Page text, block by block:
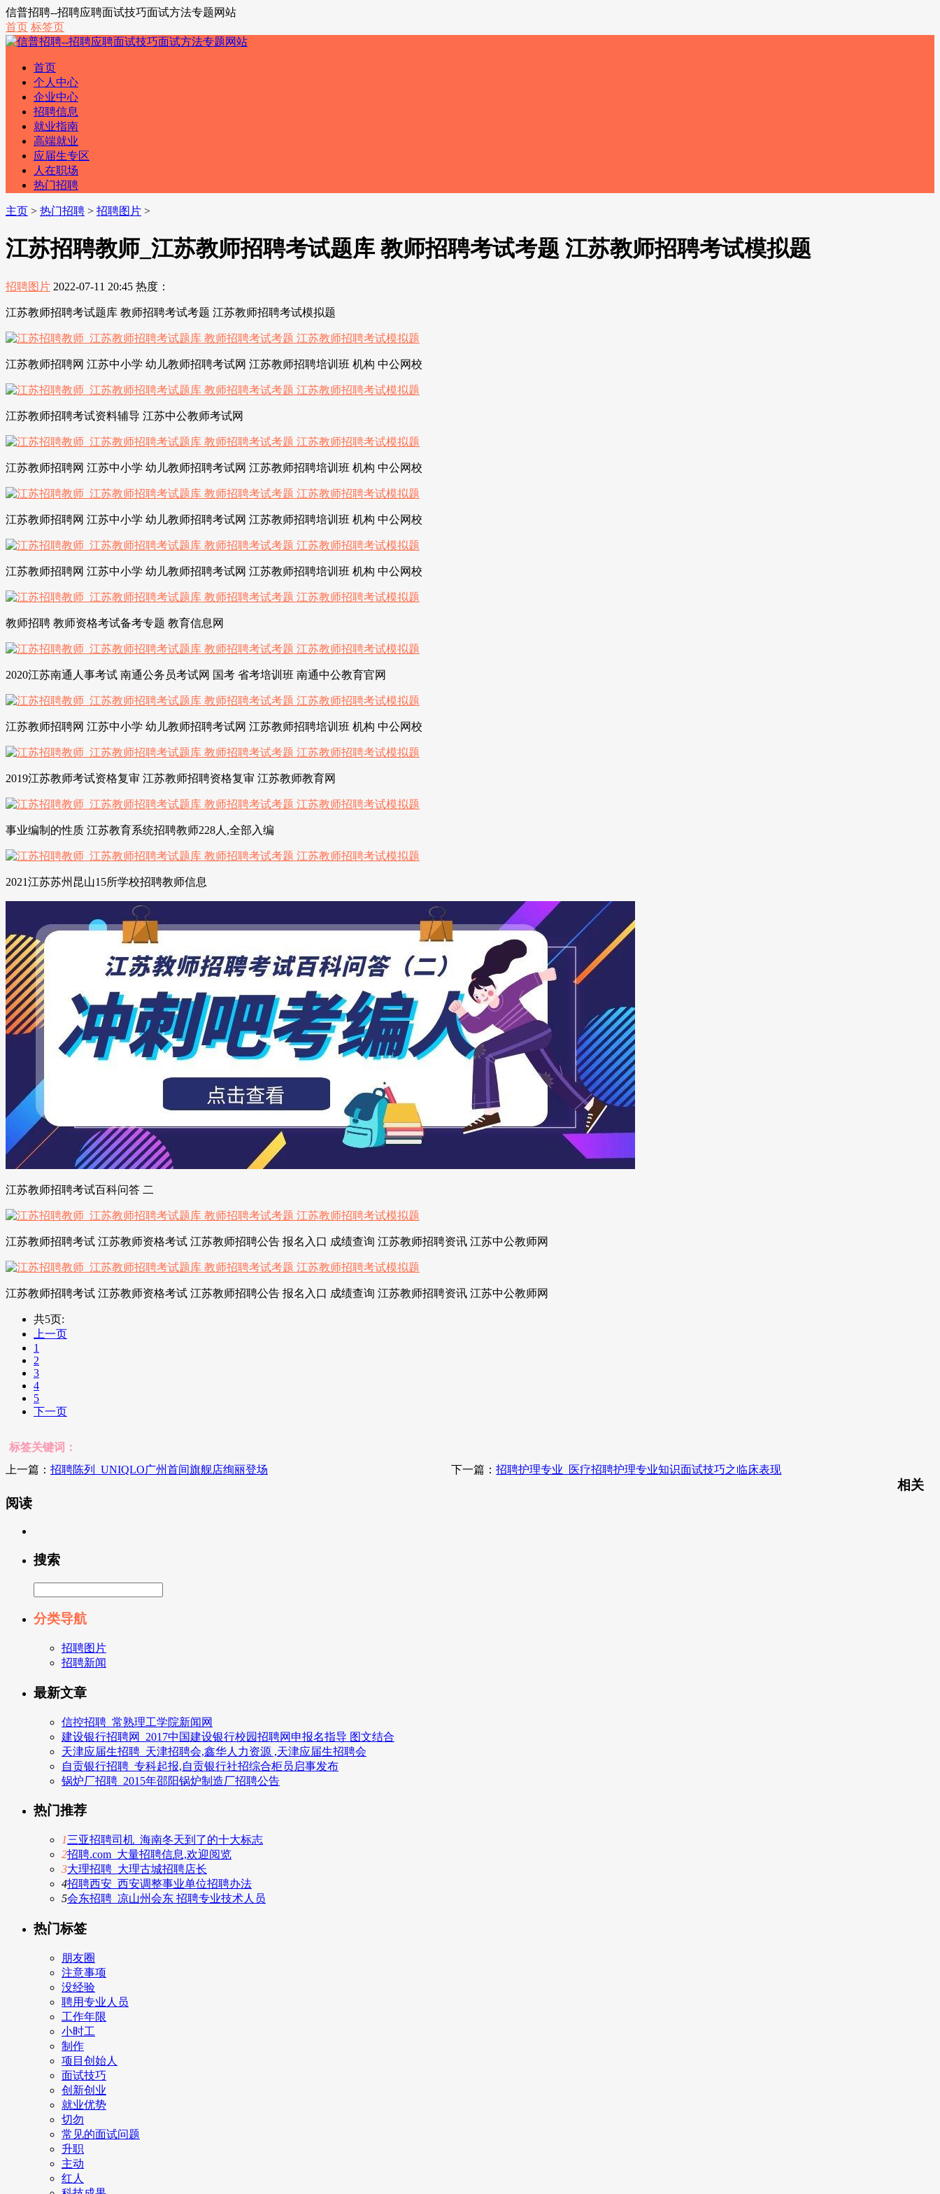
信普招聘--招聘应聘面试技巧面试方法专题网站
首页 标签页
首页
个人中心
企业中心
招聘信息
就业指南
高端就业
应届生专区
人在职场
热门招聘
主页 > 热门招聘 > 招聘图片 >
江苏招聘教师_江苏教师招聘考试题库 教师招聘考试考题 江苏教师招聘考试模拟题
招聘图片 2022-07-11 20:45 热度：
江苏教师招聘考试题库 教师招聘考试考题 江苏教师招聘考试模拟题
江苏教师招聘网 江苏中小学 幼儿教师招聘考试网 江苏教师招聘培训班 机构 中公网校
江苏教师招聘考试资料辅导 江苏中公教师考试网
江苏教师招聘网 江苏中小学 幼儿教师招聘考试网 江苏教师招聘培训班 机构 中公网校
江苏教师招聘网 江苏中小学 幼儿教师招聘考试网 江苏教师招聘培训班 机构 中公网校
江苏教师招聘网 江苏中小学 幼儿教师招聘考试网 江苏教师招聘培训班 机构 中公网校
教师招聘 教师资格考试备考专题 教育信息网
2020江苏南通人事考试 南通公务员考试网 国考 省考培训班 南通中公教育官网
江苏教师招聘网 江苏中小学 幼儿教师招聘考试网 江苏教师招聘培训班 机构 中公网校
2019江苏教师考试资格复审 江苏教师招聘资格复审 江苏教师教育网
事业编制的性质 江苏教育系统招聘教师228人,全部入编
2021江苏苏州昆山15所学校招聘教师信息
江苏教师招聘考试百科问答 二
江苏教师招聘考试 江苏教师资格考试 江苏教师招聘公告 报名入口 成绩查询 江苏教师招聘资讯 江苏中公教师网
江苏教师招聘考试 江苏教师资格考试 江苏教师招聘公告 报名入口 成绩查询 江苏教师招聘资讯 江苏中公教师网
共5页:
上一页
1
2
3
4
5
下一页
标签关键词：
上一篇： 招聘陈列_UNIQLO广州首间旗舰店绚丽登场 下一篇：招聘护理专业_医疗招聘护理专业知识面试技巧之临床表现
相关
阅读
搜索
分类导航
招聘图片
招聘新闻
最新文章
信控招聘_常熟理工学院新闻网
建设银行招聘网_2017中国建设银行校园招聘网申报名指导 图文结合
天津应届生招聘_天津招聘会,鑫华人力资源 ,天津应届生招聘会
自贡银行招聘_专科起报,自贡银行社招综合柜员启事发布
锅炉厂招聘_2015年邵阳锅炉制造厂招聘公告
热门推荐
1三亚招聘司机_海南冬天到了的十大标志
2招聘.com_大量招聘信息,欢迎阅览
3大理招聘_大理古城招聘店长
4招聘西安_西安调整事业单位招聘办法
5会东招聘_凉山州会东 招聘专业技术人员
热门标签
朋友圈
注意事项
没经验
聘用专业人员
工作年限
小时工
制作
项目创始人
面试技巧
创新创业
就业优势
切勿
常见的面试问题
升职
主动
红人